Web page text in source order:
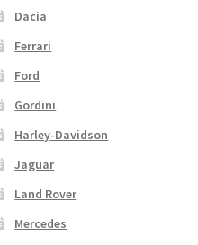
Dacia
Ferrari
Ford
Gordini
Harley-Davidson
Jaguar
Land Rover
Mercedes